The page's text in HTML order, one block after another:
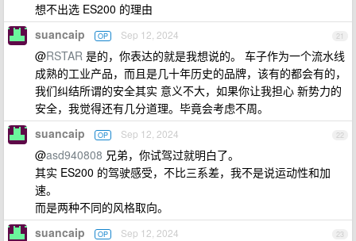
想不出选 ES200 的理由
21
suancaip OP Sep 12, 2024
@RSTAR 是的，你表达的就是我想说的。 车子作为一个流水线
成熟的工业产品，而且是几十年历史的品牌，该有的都会有的，
我们纠结所谓的安全其实 意义不大，如果你让我担心 新势力的
安全，我觉得还有几分道理。毕竟会考虑不周。
22
suancaip OP Sep 12, 2024
@asd940808 兄弟，你试驾过就明白了。
其实 ES200 的驾驶感受，不比三系差，我不是说运动性和加
速。
而是两种不同的风格取向。
23
suancaip OP Sep 12, 2024